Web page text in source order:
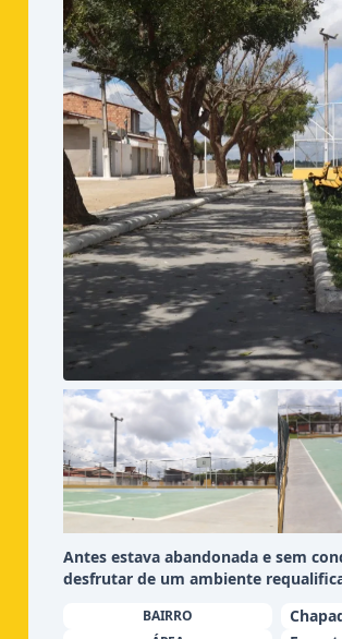
Antes estava abandonada e sem
desfrutar de um ambiente
BAIRRO